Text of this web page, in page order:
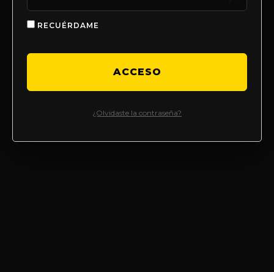
RECUÉRDAME
ACCESO
¿Olvidaste la contraseña?